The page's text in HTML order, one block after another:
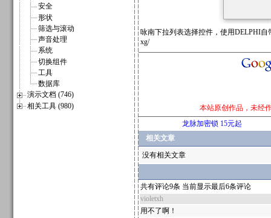
安全
形状
筛选与滚动
声音处理
系统
切换组件
工具
数据库
演示文档 (746)
相关工具 (980)
咏南下拉列表选择控件，使用DELPHI自
xg/
本站原创作品，未经
龙脉加密锁 15元起
相关文章
没有相关文章
共有评论9条 当前显示最后6条评论
violetxh
用不了啊！